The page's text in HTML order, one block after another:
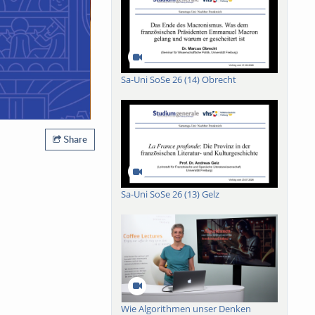
Share
Sa-Uni SoSe 26 (14) Obrecht
Sa-Uni SoSe 26 (13) Gelz
Wie Algorithmen unser Denken